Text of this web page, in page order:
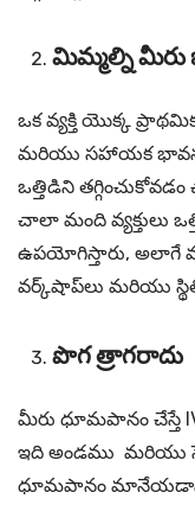
మిమ్మల్ని మీరు
ఒక వ్యక్తి యొక్క
మరియు సహాయక భావన
ఒత్తిడిని
చాలా మంది వ్యక్తులు
ఉపయోగిస్తారు, అలాగే
వర్క్‌షాప్‌లు మరియు
పొగ త్రాగరాదు
మీరు ధూమపానం చేస్తే
ఇది అండము మరియు
ధూమపానం మానేయడానికి